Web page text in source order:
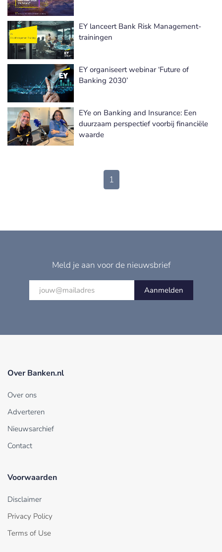
EY lanceert Bank Risk Management-
trainingen
EY organiseert webinar ‘Future of
Banking 2030’
EYe on Banking and Insurance: Een
duurzaam perspectief voorbij financiële
waarde
1
Meld je aan voor de nieuwsbrief
Aanmelden
Over Banken.nl
Over ons
Adverteren
Nieuwsarchief
Contact
Voorwaarden
Disclaimer
Privacy Policy
Terms of Use